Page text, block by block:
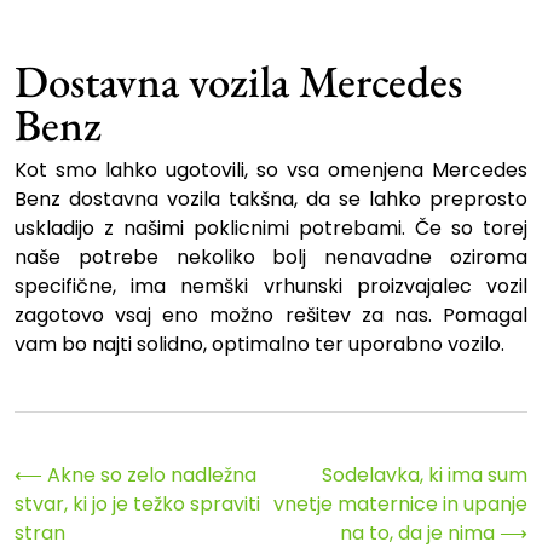
Dostavna vozila Mercedes
Benz
Kot smo lahko ugotovili, so vsa omenjena Mercedes
Benz dostavna vozila takšna, da se lahko preprosto
uskladijo z našimi poklicnimi potrebami. Če so torej
naše potrebe nekoliko bolj nenavadne oziroma
specifične, ima nemški vrhunski proizvajalec vozil
zagotovo vsaj eno možno rešitev za nas. Pomagal
vam bo najti solidno, optimalno ter uporabno vozilo.
Navigacija
prispevka
⟵ Akne so zelo nadležna
stvar, ki jo je težko spraviti
stran
Sodelavka, ki ima sum
vnetje maternice in upanje
na to, da je nima ⟶